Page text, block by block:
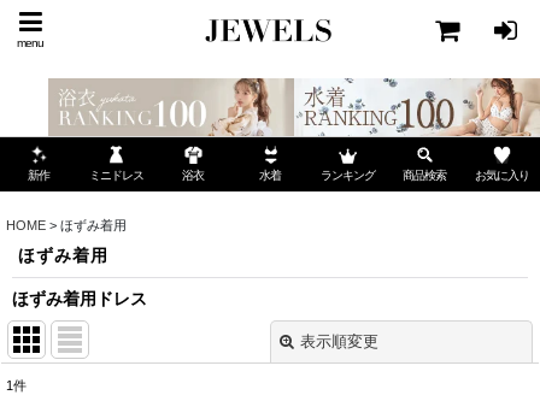
menu
新作 ミニドレス 浴衣 水着 ランキング 商品検索 お気に入り
HOME > ほずみ着用
ほずみ着用
ほずみ着用ドレス
表示順変更
1件